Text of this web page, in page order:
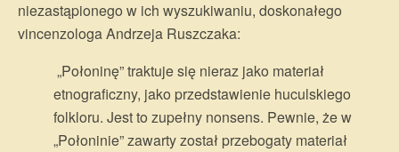
niezastąpionego w ich wyszukiwaniu, doskonałego
vincenzologa Andrzeja Ruszczaka:
„Połoninę” traktuje się nieraz jako materiał
etnograficzny, jako przedstawienie huculskiego
folkloru. Jest to zupełny nonsens. Pewnie, że w
„Połoninie” zawarty został przebogaty materiał